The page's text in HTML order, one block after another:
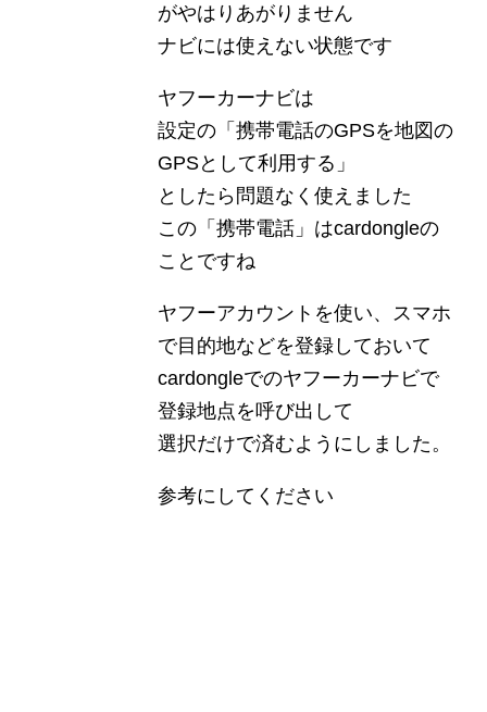
がやはりあがりません
ナビには使えない状態です
ヤフーカーナビは
設定の「携帯電話のGPSを地図の
GPSとして利用する」
としたら問題なく使えました
この「携帯電話」はcardongleの
ことですね
ヤフーアカウントを使い、スマホ
で目的地などを登録しておいて
cardongleでのヤフーカーナビで
登録地点を呼び出して
選択だけで済むようにしました。
参考にしてください